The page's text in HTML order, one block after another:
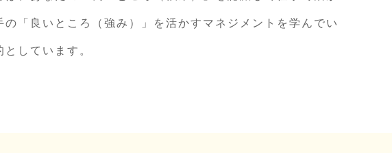
の「良いところ（強み）」を活かすマネジメントを学んでい
としています。